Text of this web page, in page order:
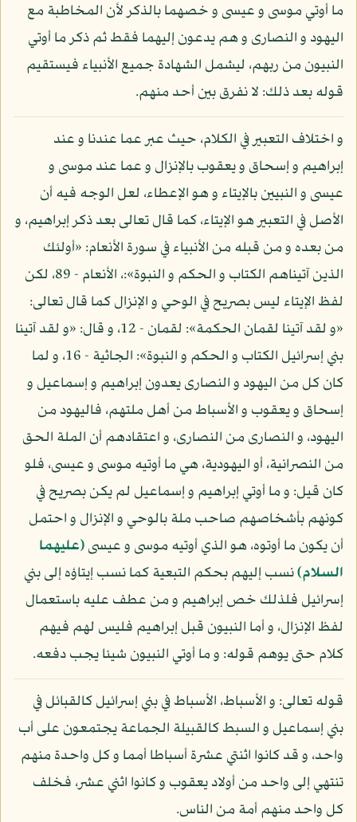
ما أوتي موسى و عيسى و خصهما بالذكر لأن المخاطبة مع
اليهود و النصارى و هم يدعون إليهما فقط ثم ذكر ما أوتي
النبيون من ربهم، ليشمل الشهادة جميع الأنبياء فيستقيم
قوله بعد ذلك: لا نفرق بين أحد منهم.
و اختلاف التعبير في الكلام، حيث عبر عما عندنا و عند
إبراهيم و إسحاق و يعقوب بالإنزال و عما عند موسى و
عيسى و النبيين بالإيتاء و هو الإعطاء، لعل الوجه فيه أن
الأصل في التعبير هو الإيتاء، كما قال تعالى بعد ذكر إبراهيم، و
من بعده و من قبله من الأنبياء في سورة الأنعام: «أولئك
الذين آتيناهم الكتاب و الحكم و النبوة»:، الأنعام - 89، لكن
لفظ الإيتاء ليس بصريح في الوحي و الإنزال كما قال تعالى:
«و لقد آتينا لقمان الحكمة»: لقمان - 12، و قال: «و لقد آتينا
بني إسرائيل الكتاب و الحكم و النبوة»: الجاثية - 16، و لما
كان كل من اليهود و النصارى يعدون إبراهيم و إسماعيل و
إسحاق و يعقوب و الأسباط من أهل ملتهم، فاليهود من
اليهود، و النصارى من النصارى، و اعتقادهم أن الملة الحق
من النصرانية، أو اليهودية، هي ما أوتيه موسى و عيسى، فلو
كان قيل: و ما أوتي إبراهيم و إسماعيل لم يكن بصريح في
كونهم بأشخاصهم صاحب ملة بالوحي و الإنزال و احتمل
أن يكون ما أوتوه، هو الذي أوتيه موسى و عيسى(عليهما
السلام)نسب إليهم بحكم التبعية كما نسب إيتاؤه إلى بني
إسرائيل فلذلك خص إبراهيم و من عطف عليه باستعمال
لفظ الإنزال، و أما النبيون قبل إبراهيم فليس لهم فيهم
كلام حتى يوهم قوله: و ما أوتي النبيون شيئا يجب دفعه.
قوله تعالى: و الأسباط، الأسباط في بني إسرائيل كالقبائل في
بني إسماعيل و السبط كالقبيلة الجماعة يجتمعون على أب
واحد، و قد كانوا اثنتي عشرة أسباطا أمما و كل واحدة منهم
تنتهي إلى واحد من أولاد يعقوب و كانوا اثني عشر، فخلف
كل واحد منهم أمة من الناس.